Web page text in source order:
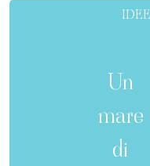
Un
mare
di